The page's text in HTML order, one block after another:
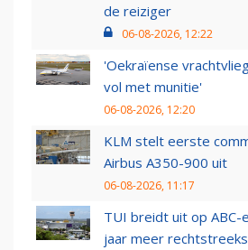
de reiziger
06-08-2026, 12:22
'Oekraïense
vol met munitie'
06-08-2026, 12:20
KLM stelt eerste
Airbus A350-900 uit
06-08-2026, 11:17
TUI breidt uit op ABC-
jaar meer